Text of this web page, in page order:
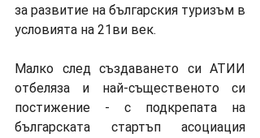
за развитие на българския туризъм в
условията на 21ви век.
Малко след създаването си АТИИ
отбеляза и най-същественото си
постижение - с подкрепата на
българската стартъп асоциация